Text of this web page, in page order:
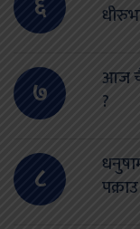
७
आज
?
८
पक्राउ